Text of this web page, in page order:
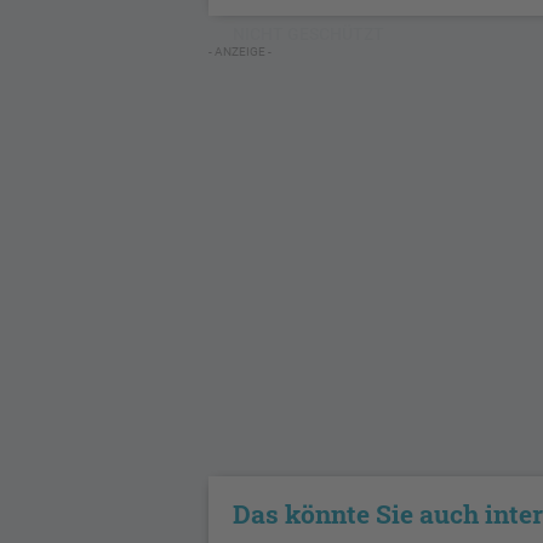
- ANZEIGE -
Das könnte Sie auch